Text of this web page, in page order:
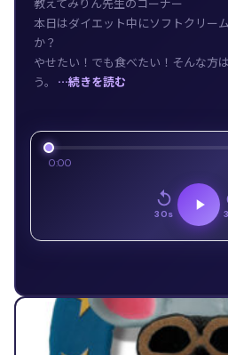
本日はダイエット中にソフトクリー
か？
やせたい！でも食べたい！そんな方
う。
…続きを読む
0:00
30s